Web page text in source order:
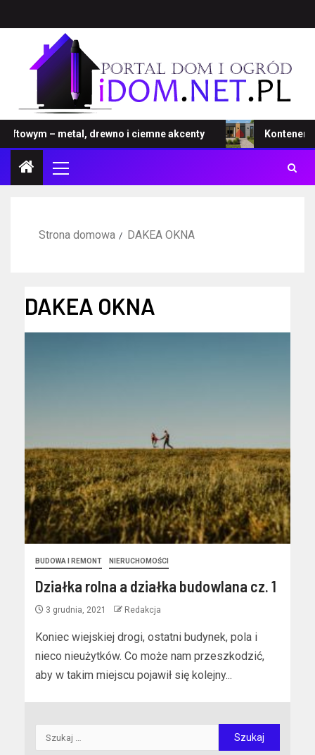
– metal, drewno i ciemne akcenty Kontener –
Strona domowa DAKEA OKNA
DAKEA OKNA
BUDOWA I REMONT NIERUCHOMOŚCI
Działka rolna a działka budowlana cz. 1
3 grudnia, 2021 Redakcja
Koniec wiejskiej drogi, ostatni budynek, pola i
nieco nieużytków. Co może nam przeszkodzić,
aby w takim miejscu pojawił się kolejny...